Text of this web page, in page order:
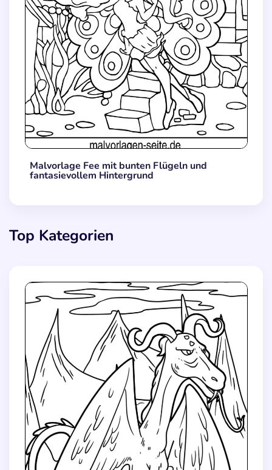
Malvorlage Fee mit bunten Flügeln und
fantasievollem Hintergrund
Top Kategorien